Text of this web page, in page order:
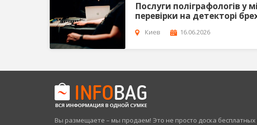
Послуги поліграфологів у
перевірки на детекторі
Киев 16.06.2026
Вы размещаете – мы продаем! Это не просто доска